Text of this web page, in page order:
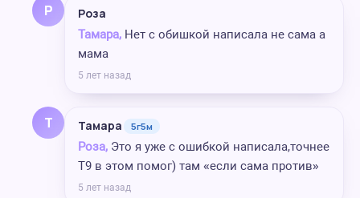
Р Роза
Тамара, Нет с обишкой написала не сама а
мама
5 лет назад
Т Тамара 5г5м
Роза, Это я уже с ошибкой написала,точнее
Т9 в этом помог) там «если сама против»
5 лет назад